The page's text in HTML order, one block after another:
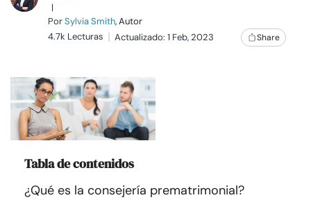
Familia
Cursos
Recursos
Comunidad
|
PorSylvia Smith, Autor
4.7k Lecturas
Actualizado: 1 Feb, 2023 Share
Tabla de contenidos
¿Qué es la consejería prematrimonial?